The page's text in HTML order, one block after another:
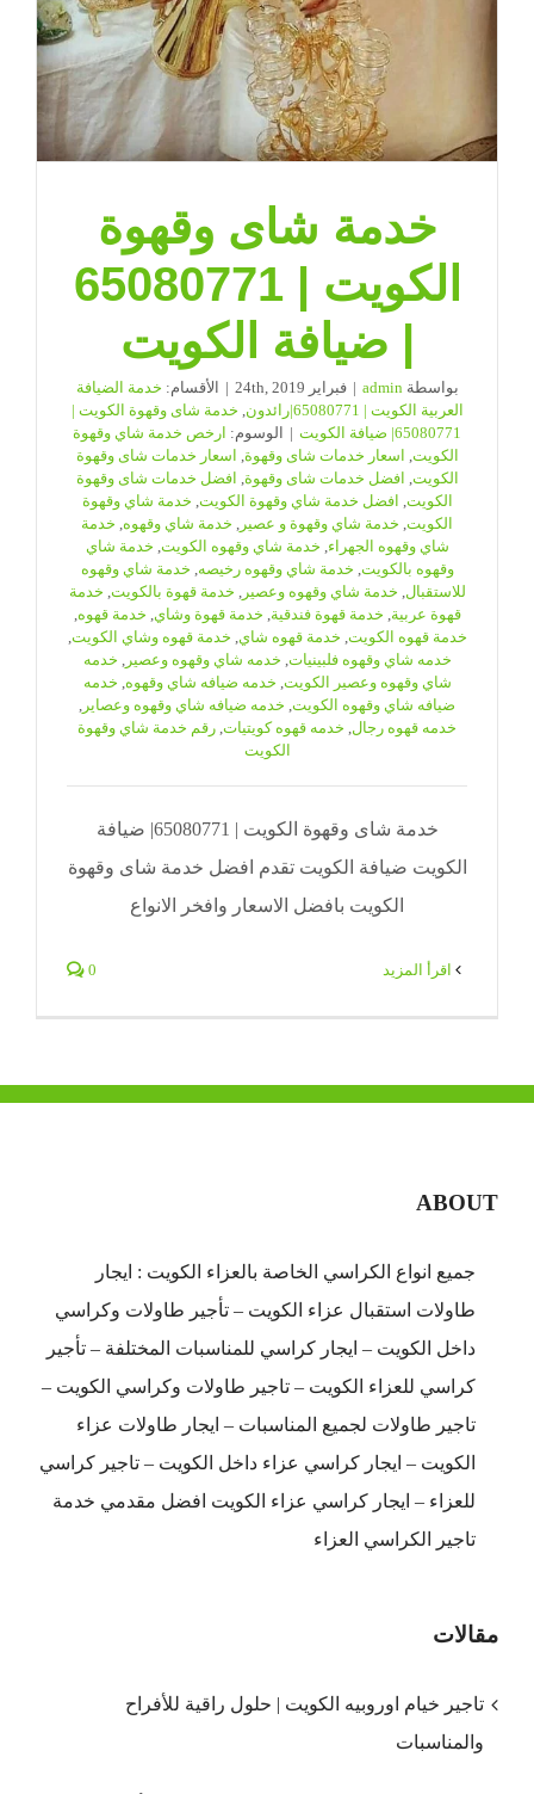
خدمة شاى وقهوة
الكويت | 65080771
| ضيافة الكويت
بواسطة admin
| فبراير 24th, 2019 | الأقسام: خدمة الضيافة
العربية الكويت | 65080771|رائدون
خدمة شاى وقهوة الكويت |
65080771| ضيافة الكويت
| الوسوم: ارخص خدمة شاي وقهوة
الكويت اسعار خدمات شاى وقهوة اسعار خدمات شاى وقهوة
الكويت افضل خدمات شاى وقهوة افضل خدمات شاى وقهوة
الكويت افضل خدمة شاي وقهوة الكويت خدمة شاي وقهوة
الكويت خدمة شاي وقهوة و عصير خدمة شاي وقهوه خدمة
شاي وقهوه الجهراء خدمة شاي وقهوه الكويت خدمة شاي
وقهوه بالكويت خدمة شاي وقهوه رخيصه خدمة شاي وقهوه
للاستقبال خدمة شاي وقهوه وعصير خدمة قهوة بالكويت خدمة
قهوة عربية خدمة قهوة فندقية خدمة قهوة وشاي خدمة قهوه
خدمة قهوه الكويت خدمة قهوه شاي خدمة قهوه وشاي الكويت
خدمه شاي وقهوه فلبينيات خدمه شاي وقهوه وعصير
خدمه
شاي وقهوه وعصير الكويت خدمه ضيافه شاي وقهوه خدمه
ضيافه شاي وقهوه الكويت خدمه ضيافه شاي وقهوه وعصاير
خدمه قهوه رجال خدمه قهوه كويتيات رقم خدمة شاي وقهوة
الكويت
خدمة شاى وقهوة الكويت | 65080771| ضيافة
الكويت ضيافة الكويت تقدم افضل خدمة شاى وقهوة
الكويت بافضل الاسعار وافخر الانواع
0
ABOUT
جميع انواع الكراسي الخاصة بالعزاء الكويت : ايجار
طاولات استقبال عزاء الكويت – تأجير طاولات وكراسي
داخل الكويت – ايجار كراسي للمناسبات المختلفة – تأجير
كراسي للعزاء الكويت – تاجير طاولات وكراسي الكويت –
تاجير طاولات لجميع المناسبات – ايجار طاولات عزاء
الكويت – ايجار كراسي عزاء داخل الكويت – تاجير كراسي
للعزاء – ايجار كراسي عزاء الكويت افضل مقدمي خدمة
تاجير الكراسي العزاء
مقالات
تاجير خيام اوروبيه الكويت | حلول راقية للأفراح
والمناسبات